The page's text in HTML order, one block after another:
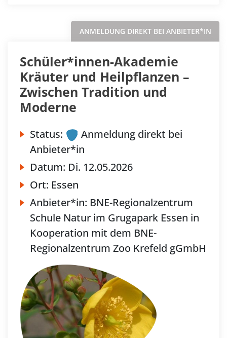
ANMELDUNG DIREKT BEI ANBIETER*IN
Schüler*innen-Akademie
Kräuter und Heilpflanzen –
Zwischen Tradition und
Moderne
Status:
Anmeldung direkt bei
Anbieter*in
Datum: Di. 12.05.2026
Ort: Essen
Anbieter*in: BNE-Regionalzentrum
Schule Natur im Grugapark Essen in
Kooperation mit dem BNE-
Regionalzentrum Zoo Krefeld gGmbH